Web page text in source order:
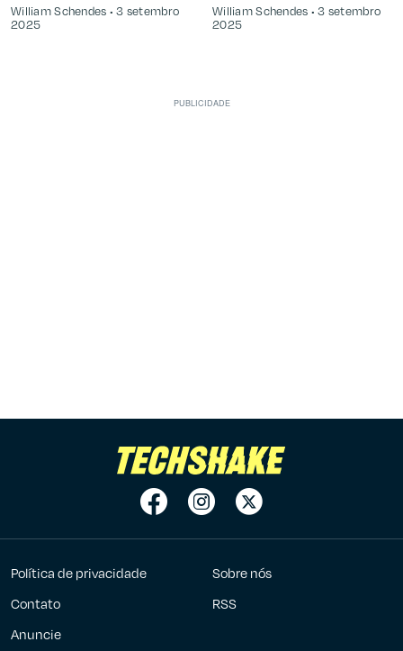
William Schendes
3 setembro
2025
William Schendes
3 setembro
2025
Política de privacidade
Sobre nós
Contato
RSS
Anuncie